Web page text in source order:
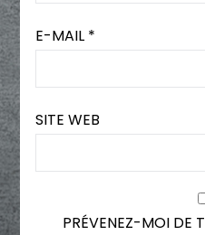
E-MAIL *
SITE WEB
PRÉVENEZ-MOI DE